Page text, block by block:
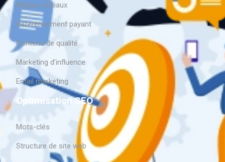
Médias sociaux
Référencement payant
Contenu de qualité
Marketing d’influence
Email marketing
Optimisation SEO
Mots-clés
Structure de site web